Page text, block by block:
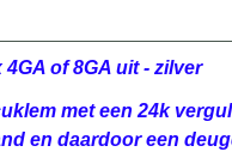
of 8GA uit - zilver
met een 24k
en daardoor een